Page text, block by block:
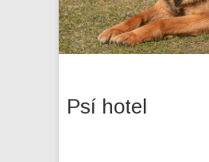
Psí hotel